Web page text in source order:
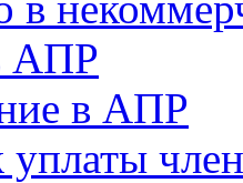
АПР
в АПР